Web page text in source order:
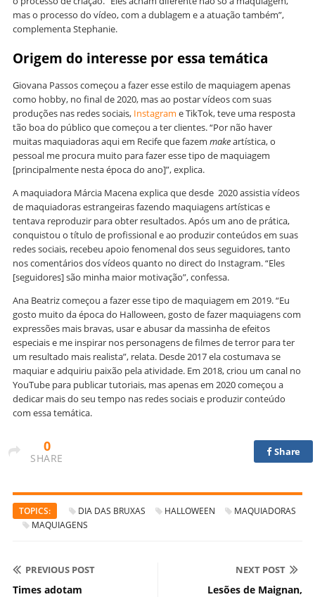
mas o processo do vídeo, com a dublagem e a atuação também”,
complementa Stephanie.
Origem do interesse por essa temática
Giovana Passos começou a fazer esse estilo de maquiagem apenas
como hobby, no final de 2020, mas ao postar vídeos com suas
produções nas redes sociais, Instagram e TikTok, teve uma resposta
tão boa do público que começou a ter clientes. “Por não haver
muitas maquiadoras aqui em Recife que fazem makeartística, o
pessoal me procura muito para fazer esse tipo de maquiagem
[principalmente nesta época do ano]”, explica.
A maquiadora Márcia Macena explica que desde 2020 assistia vídeos
de maquiadoras estrangeiras fazendo maquiagens artísticas e
tentava reproduzir para obter resultados. Após um ano de prática,
conquistou o título de profissional e ao produzir conteúdos em suas
redes sociais, recebeu apoio fenomenal dos seus seguidores, tanto
nos comentários dos vídeos quanto no direct do Instagram. “Eles
[seguidores] são minha maior motivação”, confessa.
Ana Beatriz começou a fazer esse tipo de maquiagem em 2019. “Eu
gosto muito da época do Halloween, gosto de fazer maquiagens com
expressões mais bravas, usar e abusar da massinha de efeitos
especiais e me inspirar nos personagens de filmes de terror para ter
um resultado mais realista”, relata. Desde 2017 ela costumava se
maquiar e adquiriu paixão pela atividade. Em 2018, criou um canal no
YouTube para publicar tutoriais, mas apenas em 2020 começou a
dedicar mais do seu tempo nas redes sociais e produzir conteúdo
com essa temática.
0
SHARE
Share
TOPICS: DIA DAS BRUXAS HALLOWEEN
MAQUIADORAS
MAQUIAGENS
PREVIOUS POST
Times adotam
NEXT POST
Lesões de Maignan,